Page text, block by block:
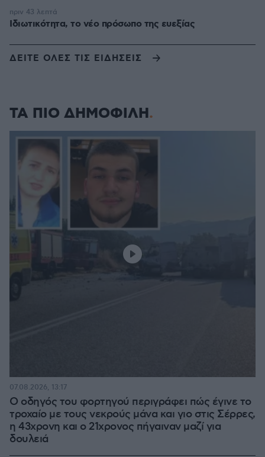
Ιδιωτικότητα, το νέο πρόσωπο της ευεξίας
πριν 43 λεπτά
ΔΕΙΤΕ ΟΛΕΣ ΤΙΣ ΕΙΔΗΣΕΙΣ
ΤΑ ΠΙΟ ΔΗΜΟΦΙΛΗ
Ο οδηγός του φορτηγού περιγράφει πώς έγινε το
τροχαίο με τους νεκρούς μάνα και γιο στις Σέρρες,
η 43χρονη και ο 21χρονος πήγαιναν μαζί για
δουλειά
07.08.2026, 13:17